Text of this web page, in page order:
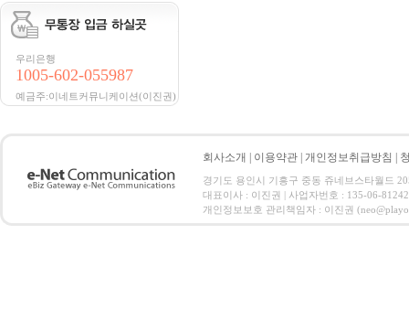
우리은행
1005-602-055987
예금주:이네트커뮤니케이션(이진권)
회사소개 이용약관 개인정보취급방침
경기도 용인시 기흥구 중동 쥬네브스타월드
대표이사 : 이진권 | 사업자번호 : 135-06-
개인정보보호 관리책임자 : 이진권